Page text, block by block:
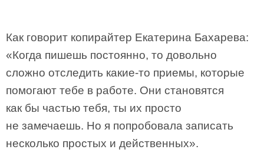
Как говорит копирайтер Екатерина Бахарева:
«Когда пишешь постоянно, то довольно
сложно отследить какие-то приемы, которые
помогают тебе в работе. Они становятся
как бы частью тебя, ты их просто
не замечаешь. Но я попробовала записать
несколько простых и действенных».